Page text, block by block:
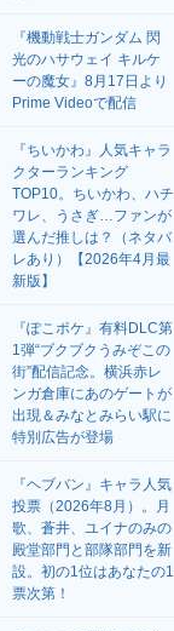
『機動戦士ガンダム 閃
光のハサウェイ キルケ
ーの魔女』8月17日より
Prime Videoで配信
『ちいかわ』人気キャラ
クターランキング
TOP10。ちいかわ、ハチ
ワレ、うさぎ…ファンが
選んだ推しは？（ネタバ
レあり）【2026年4月最
新版】
『ぽこポケ』有料DLC第
1弾“ブクブクうみぞこの
街”配信記念。横浜赤レ
ンガ倉庫にあのゲートが
出現＆みなとみらい駅に
特別広告が登場
『ヘブバン』キャラ人気
投票（2026年8月）。月
歌、蒼井、ユイナのみの
殿堂部門と部隊部門を新
設。初の1位はあなたの1
票次第！